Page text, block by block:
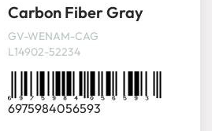
Carbon Fiber Gray
GV-WENAM-CAG
L14902-52234
6975984056593